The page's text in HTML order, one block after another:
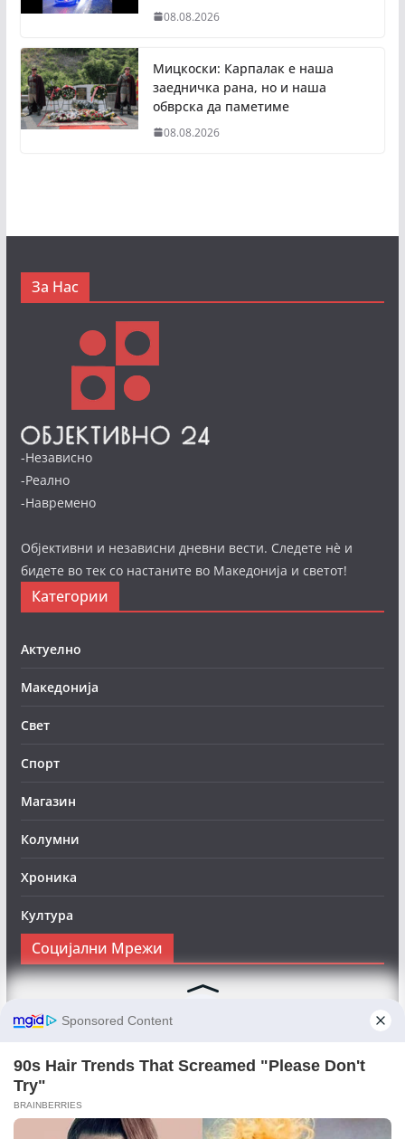
08.08.2026
Мицкоски: Карпалак е наша
заедничка рана, но и наша
обврска да паметиме
08.08.2026
За Нас
-Независно
-Реално
-Навремено
Објективни и независни дневни вести. Следете нè и
бидете во тек со настаните во Македонија и светот!
Категории
Актуелно
Македонија
Свет
Спорт
Магазин
Колумни
Хроника
Култура
Социјални Мрежи
Следете нè на Фејсбук за да сте во тек со најновите